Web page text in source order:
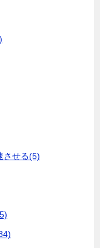
させる(5)